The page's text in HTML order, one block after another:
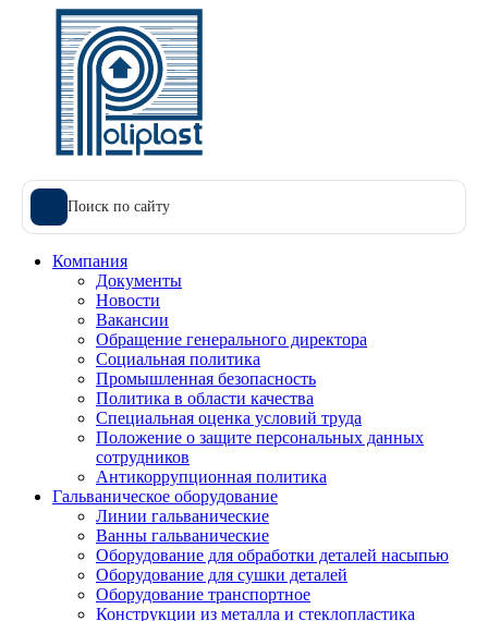
Поиск по сайту
Компания
Документы
Новости
Вакансии
Обращение генерального директора
Социальная политика
Промышленная безопасность
Политика в области качества
Специальная оценка условий труда
Положение о защите персональных данных
сотрудников
Антикоррупционная политика
Гальваническое оборудование
Линии гальванические
Ванны гальванические
Оборудование для обработки деталей насыпью
Оборудование для сушки деталей
Оборудование транспортное
Конструкции из металла и стеклопластика